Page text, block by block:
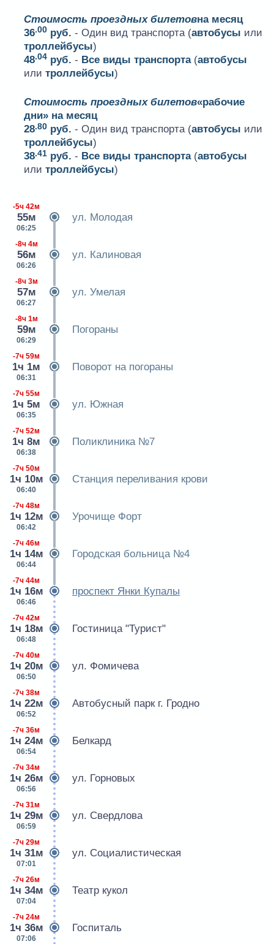
Стоимость проездных билетовна месяц
36.00 руб. - Один вид транспорта (автобусы или
троллейбусы)
48.04 руб. - Все виды транспорта(автобусы
илитроллейбусы)
Стоимость проездных билетов«рабочие
дни» на месяц
28.80 руб. - Один вид транспорта (автобусы или
троллейбусы)
38.41 руб. - Все виды транспорта(автобусы
илитроллейбусы)
-5ч 42м
55м
06:25
ул. Молодая
-8ч 4м
56м
06:26
ул. Калиновая
-8ч 3м
57м
06:27
ул. Умелая
-8ч 1м
59м
06:29
Погораны
-7ч 59м
1ч 1м
06:31
Поворот на погораны
-7ч 55м
1ч 5м
06:35
ул. Южная
-7ч 52м
1ч 8м
06:38
Поликлиника №7
-7ч 50м
1ч 10м
06:40
Станция переливания крови
-7ч 48м
1ч 12м
06:42
Урочище Форт
-7ч 46м
1ч 14м
06:44
Городская больница №4
-7ч 44м
1ч 16м
06:46
проспект Янки Купалы
-7ч 42м
1ч 18м
06:48
Гостиница "Турист"
-7ч 40м
1ч 20м
06:50
ул. Фомичева
-7ч 38м
1ч 22м
06:52
Автобусный парк г. Гродно
-7ч 36м
1ч 24м
06:54
Белкард
-7ч 34м
1ч 26м
06:56
ул. Горновых
-7ч 31м
1ч 29м
06:59
ул. Свердлова
-7ч 29м
1ч 31м
07:01
ул. Социалистическая
-7ч 26м
1ч 34м
07:04
Театр кукол
-7ч 24м
1ч 36м
07:06
Госпиталь